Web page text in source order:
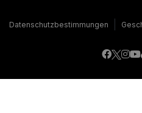
Datenschutzbestimmungen